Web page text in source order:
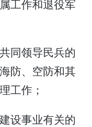
工作和退役军
同领导民兵的
防、空防和其
工作；
设事业有关的